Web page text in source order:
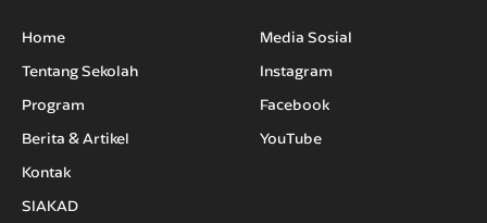
Home
Tentang Sekolah
Program
Berita & Artikel
Kontak
SIAKAD
Media Sosial
Instagram
Facebook
YouTube